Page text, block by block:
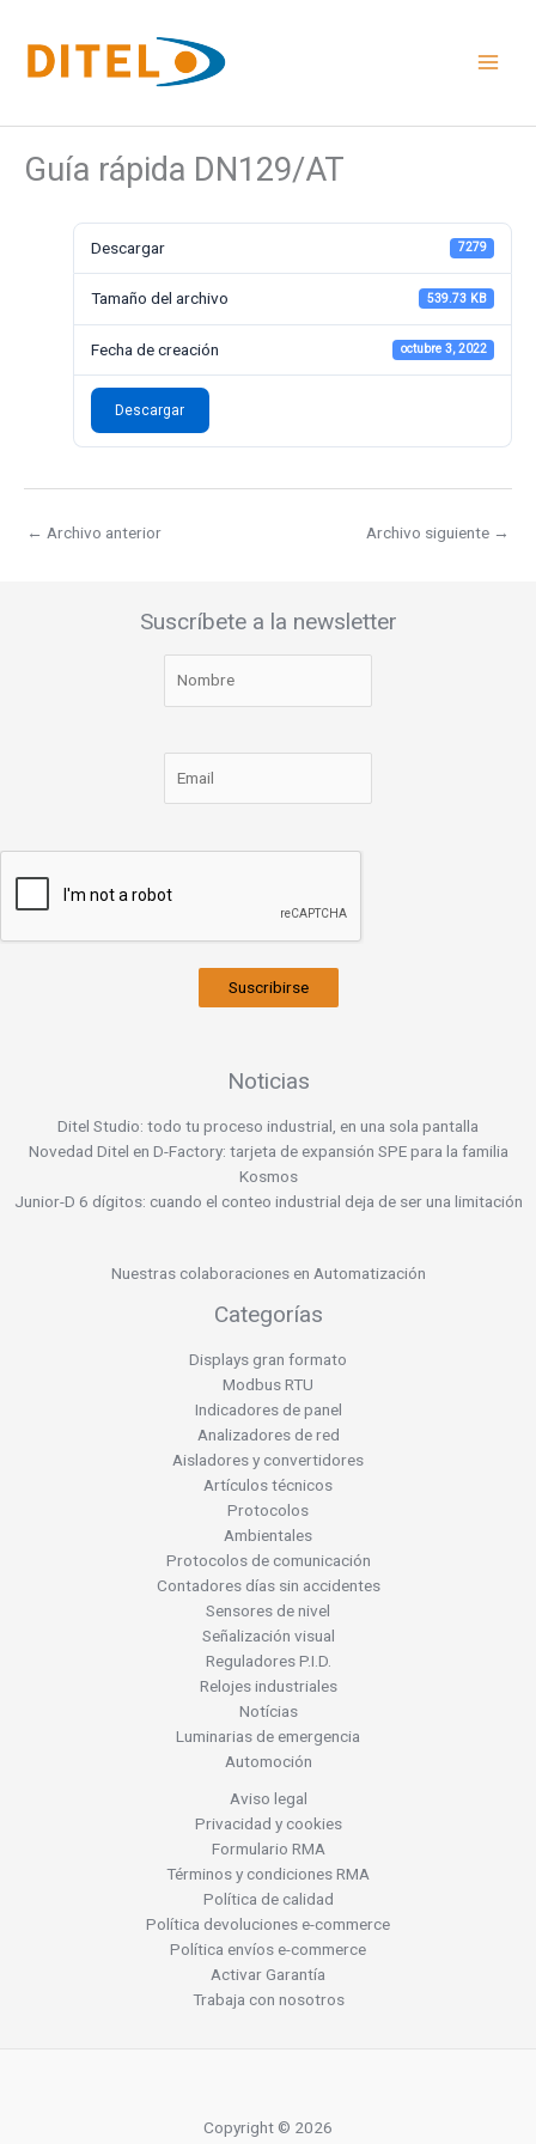
contenido
Guía rápida DN129/AT
Descargar 7279
Tamaño del archivo 539.73 KB
Fecha de creación octubre 3, 2022
Descargar
← Archivo anterior Archivo siguiente →
Suscríbete a la newsletter
Suscribirse
Noticias
Ditel Studio: todo tu proceso industrial, en una sola pantalla
Novedad Ditel en D-Factory: tarjeta de expansión SPE para la familia
Kosmos
Junior-D 6 dígitos: cuando el conteo industrial deja de ser una limitación
Nuestras colaboraciones en Automatización
Categorías
Displays gran formato
Modbus RTU
Indicadores de panel
Analizadores de red
Aisladores y convertidores
Artículos técnicos
Protocolos
Ambientales
Protocolos de comunicación
Contadores días sin accidentes
Sensores de nivel
Señalización visual
Reguladores P.I.D.
Relojes industriales
Notícias
Luminarias de emergencia
Automoción
Aviso legal
Privacidad y cookies
Formulario RMA
Términos y condiciones RMA
Política de calidad
Política devoluciones e-commerce
Política envíos e-commerce
Activar Garantía
Trabaja con nosotros
Copyright © 2026